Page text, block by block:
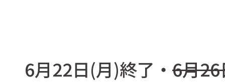
6月22日(月)終了・ 6月